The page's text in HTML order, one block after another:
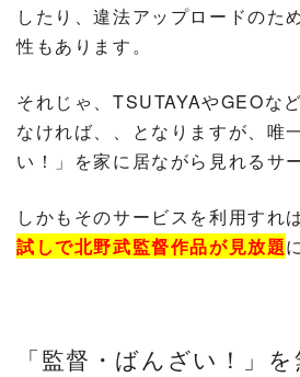
したり、違法アップロードのた
性もあります。
それじゃ、TSUTAYAやGEOな
なければ、、となりますが、唯
い！」を家に居ながら見れるサ
しかもそのサービスを利用すれ
試しで北野武監督作品が見放題
「監督・ばんざい！」